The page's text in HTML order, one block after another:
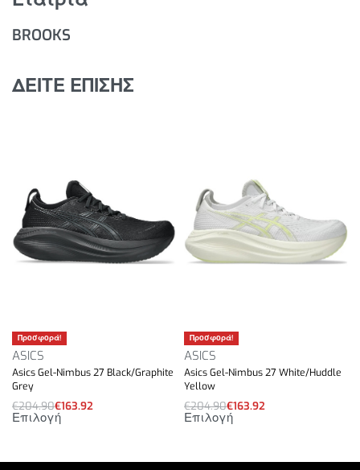
BROOKS
ΔΕΙΤΕ ΕΠΙΣΗΣ
Προσφορά!
ASICS
Asics Gel-Nimbus 27 Black/Graphite
Grey
€204.90€163.92
Επιλογή
Προσφορά!
ASICS
Asics Gel-Nimbus 27 White/Huddle
Yellow
€204.90€163.92
Επιλογή